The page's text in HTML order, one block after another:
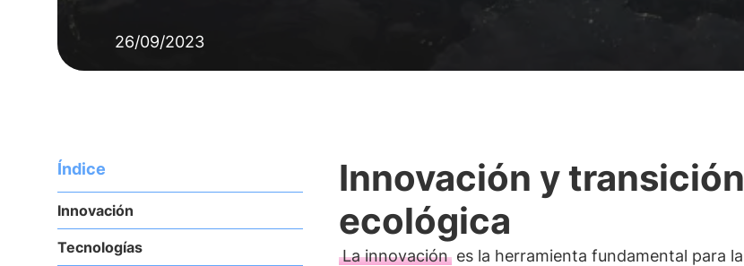
26/09/2023
Índice
Innovación
Tecnologías
Innovación y transición
ecológica
La innovaciónes la herramienta fundamental para la